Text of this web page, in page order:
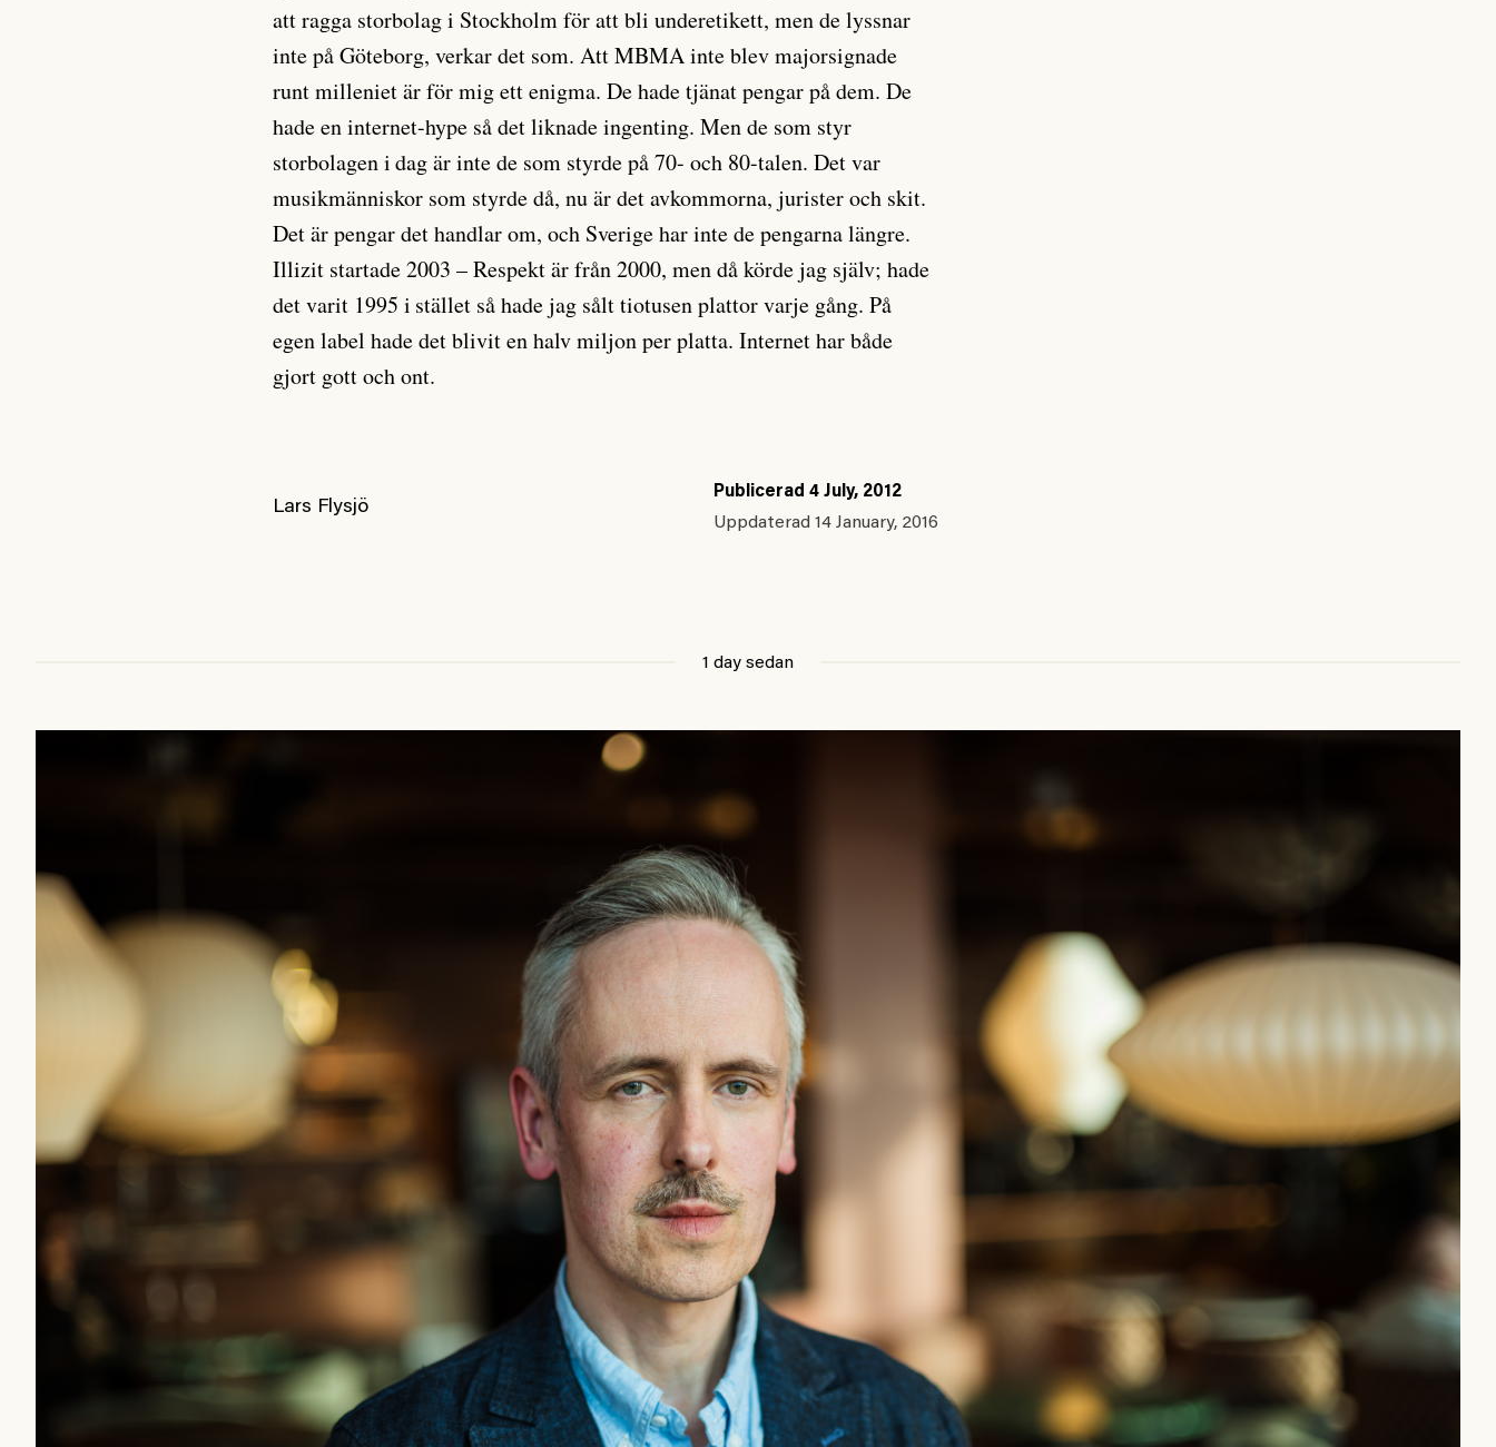
att ragga storbolag i Stockholm för att bli underetikett, men de lyssnar
inte på Göteborg, verkar det som. Att MBMA inte blev majorsignade
runt milleniet är för mig ett enigma. De hade tjänat pengar på dem. De
hade en internet-hype så det liknade ingenting. Men de som styr
storbolagen i dag är inte de som styrde på 70- och 80-talen. Det var
musikmänniskor som styrde då, nu är det avkommorna, jurister och skit.
Det är pengar det handlar om, och Sverige har inte de pengarna längre.
Illizit startade 2003 – Respekt är från 2000, men då körde jag själv; hade
det varit 1995 i stället så hade jag sålt tiotusen plattor varje gång. På
egen label hade det blivit en halv miljon per platta. Internet har både
gjort gott och ont.
Lars Flysjö
Publicerad 4 July, 2012
Uppdaterad 14 January, 2016
1 day sedan